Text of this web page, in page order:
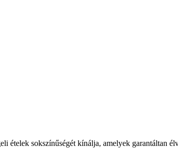
ételek sokszínűségét kínálja, amelyek garantáltan